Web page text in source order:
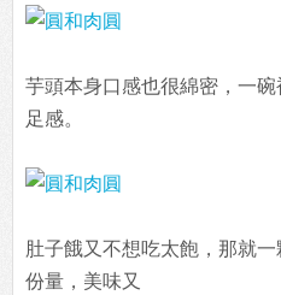
芋頭本身口感也很綿密，一
足感。
肚子餓又不想吃太飽，那就
份量，美味又